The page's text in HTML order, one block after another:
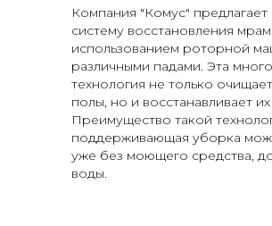
Компания "Комус" предлагает
систему восстановления
использованием роторной
различными падами. Эта
технология не только
полы, но и восстанавливает
Преимущество такой
поддерживающая уборка
уже без моющего средства,
воды.